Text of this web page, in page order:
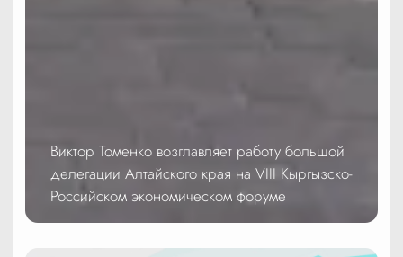
Виктор Томенко возглавляет работу большой
делегации Алтайского края на VIII Кыргызско-
Российском экономическом форуме